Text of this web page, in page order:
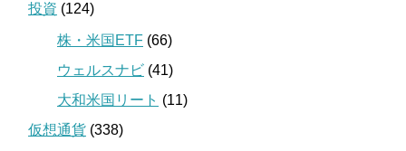
投資 (124)
株・米国ETF (66)
ウェルスナビ (41)
大和米国リート (11)
仮想通貨 (338)